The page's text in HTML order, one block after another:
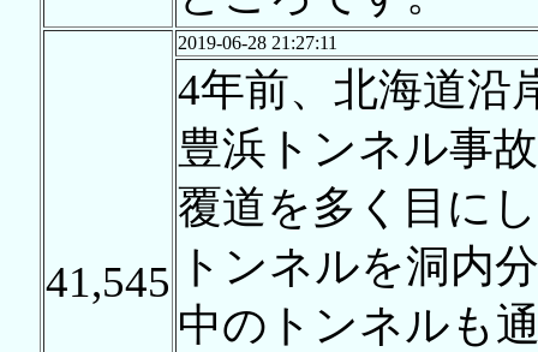
41,545
2019-06-28 21:27:11
4年前、北海道沿
豊浜トンネル事
覆道を多く目に
トンネルを洞内
中のトンネルも